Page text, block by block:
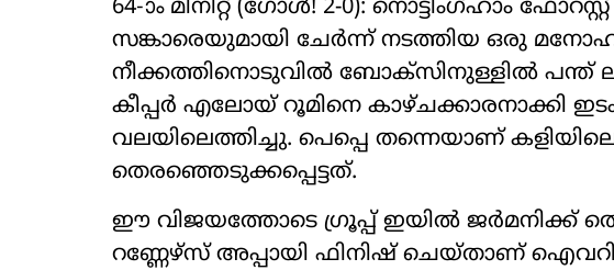
64-ാം മിനിറ്റ് (ഗോൾ! 2-0): നൊട്ടിംഗ്ഹാം
സങ്കാരെയുമായി ചേർന്ന് നടത്തിയ ഒരു
നീക്കത്തിനൊടുവിൽ ബോക്സിനുള്ളിൽ പന്ത്
കീപ്പർ എലോയ് റൂമിനെ കാഴ്ചക്കാരനാക്കി
വലയിലെത്തിച്ചു. പെപ്പെ തന്നെയാണ്
തെരഞ്ഞെടുക്കപ്പെട്ടത്.
ഈ വിജയത്തോടെ ഗ്രൂപ്പ് ഇയിൽ ജർമനിക്ക്
റണ്ണേഴ്സ് അപ്പായി ഫിനിഷ് ചെയ്താണ്